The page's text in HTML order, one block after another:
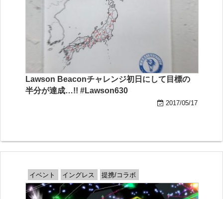
Lawson Beaconチャレンジ初日にして目標の
半分が達成…!! #Lawson630
2017/05/17
イベント イングレス 提携/コラボ